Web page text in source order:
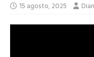
15 agosto, 2025